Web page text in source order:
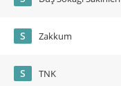
S Zakkum
S TNK